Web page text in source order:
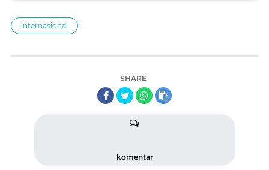
internasional
SHARE
komentar